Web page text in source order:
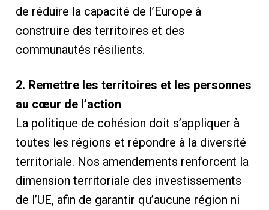
de réduire la capacité de l’Europe à
construire des territoires et des
communautés résilients.
2. Remettre les territoires et les personnes
au cœur de l’action
La politique de cohésion doit s’appliquer à
toutes les régions et répondre à la diversité
territoriale. Nos amendements renforcent la
dimension territoriale des investissements
de l’UE, afin de garantir qu’aucune région ni